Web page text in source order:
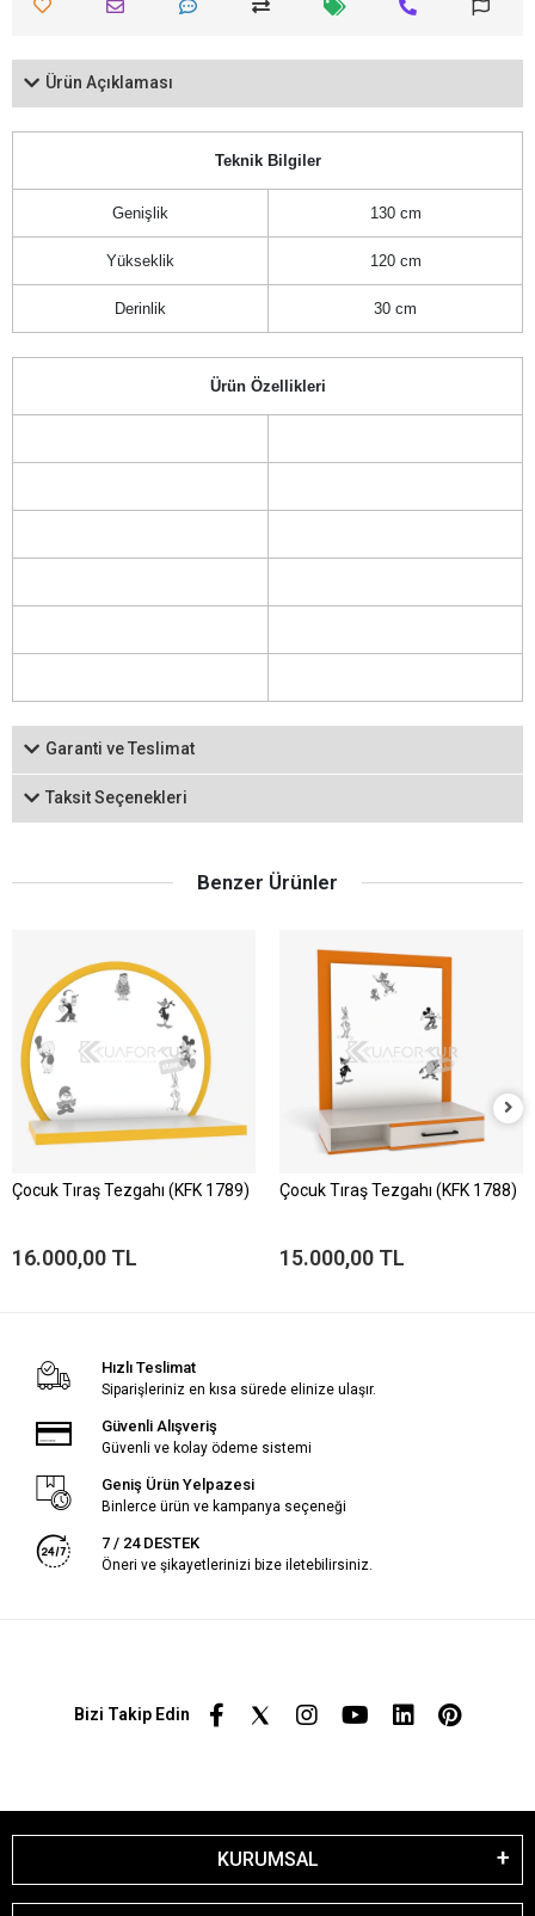
Ürün Açıklaması
Teknik Bilgiler
Genişlik 130 cm
Yükseklik 120 cm
Derinlik 30 cm
Ürün Özellikleri
Garanti ve Teslimat
Taksit Seçenekleri
Benzer Ürünler
Çocuk Tıraş Tezgahı (KFK 1789)
16.000,00 TL
Çocuk Tıraş Tezgahı (KFK 1788)
15.000,00 TL
Hızlı Teslimat
Siparişleriniz en kısa sürede elinize ulaşır.
Güvenli Alışveriş
Güvenli ve kolay ödeme sistemi
Geniş Ürün Yelpazesi
Binlerce ürün ve kampanya seçeneği
7 / 24 DESTEK
Öneri ve şikayetlerinizi bize iletebilirsiniz.
Bizi Takip Edin
KURUMSAL